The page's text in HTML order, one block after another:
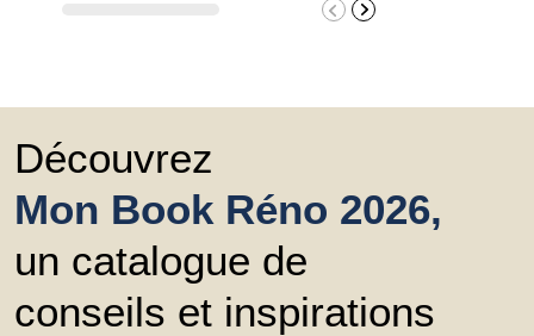
Découvrez
Mon Book Réno 2026,
un catalogue de
conseils et inspirations